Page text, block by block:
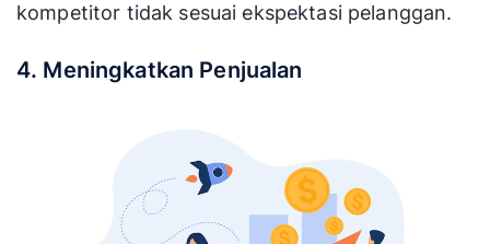
kompetitor tidak sesuai ekspektasi pelanggan.
4. Meningkatkan Penjualan